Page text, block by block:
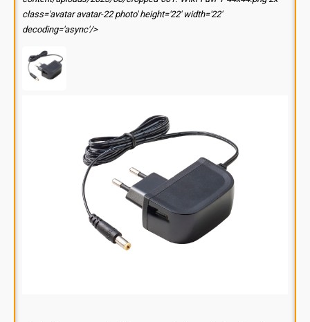
class='avatar avatar-22 photo' height='22' width='22'
decoding='async'/>